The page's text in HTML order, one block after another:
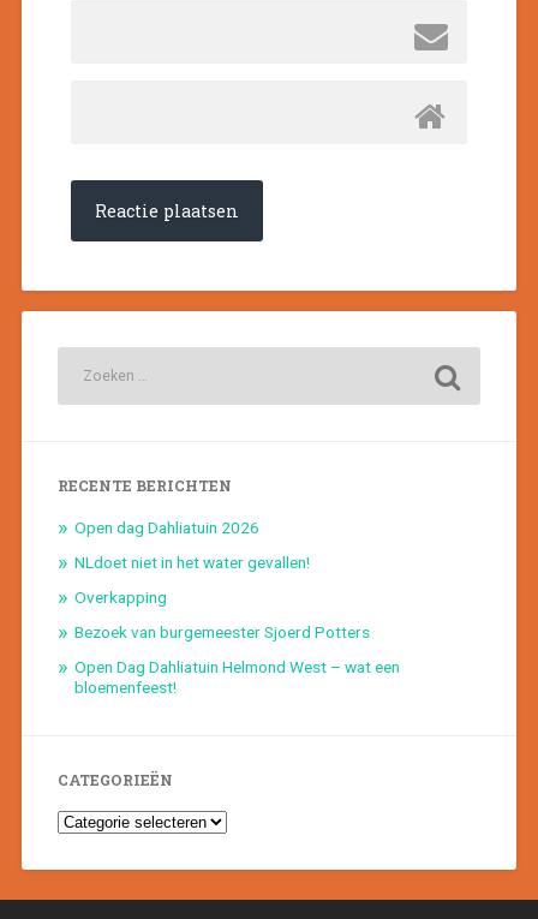
RECENTE BERICHTEN
Open dag Dahliatuin 2026
NLdoet niet in het water gevallen!
Overkapping
Bezoek van burgemeester Sjoerd Potters
Open Dag Dahliatuin Helmond West – wat een
bloemenfeest!
CATEGORIEËN
Categorieën